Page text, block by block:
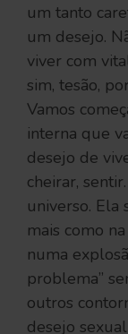
um tanto
um desejo.
viver com
sim, tesão,
Vamos
interna que
desejo de
cheirar,
universo. Ela
mais como
numa
problema”
outros
desejo